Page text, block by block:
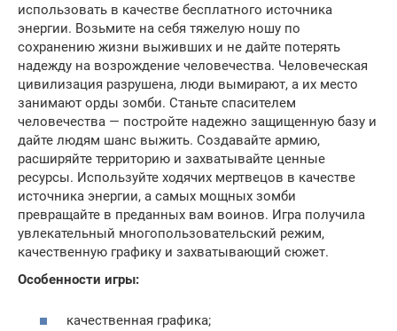
использовать в качестве бесплатного источника
энергии. Возьмите на себя тяжелую ношу по
сохранению жизни выживших и не дайте потерять
надежду на возрождение человечества. Человеческая
цивилизация разрушена, люди вымирают, а их место
занимают орды зомби. Станьте спасителем
человечества — постройте надежно защищенную базу и
дайте людям шанс выжить. Создавайте армию,
расширяйте территорию и захватывайте ценные
ресурсы. Используйте ходячих мертвецов в качестве
источника энергии, а самых мощных зомби
превращайте в преданных вам воинов. Игра получила
увлекательный многопользовательский режим,
качественную графику и захватывающий сюжет.
Особенности игры:
качественная графика;